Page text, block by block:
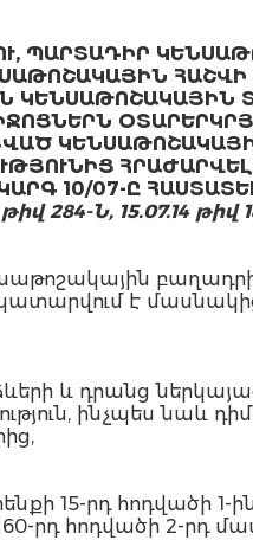
ՊԱՐՏԱԴԻՐ
ՀԱՇՎԻ
ԿԵՆՍԱԹՈՇԱԿԱՅԻՆ
10/07-Ը
284-Ն, 15.07.14 թիվ
է
և դրանց
ինչպես նաև
15-րդ հոդվածի 1-
րդ հոդվածի 2-րդ